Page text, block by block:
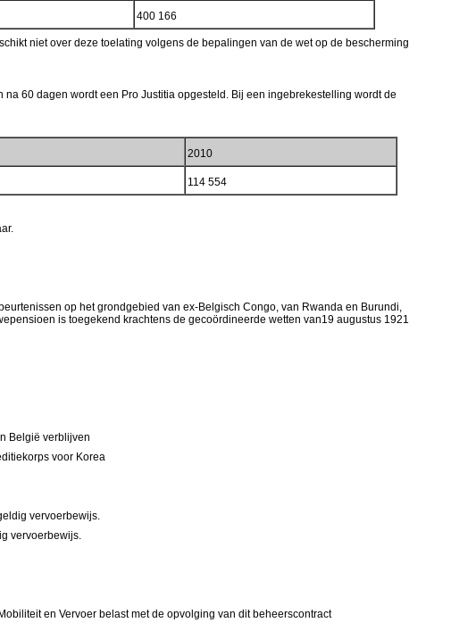
400 166
niet over deze toelating volgens de bepalingen van de wet op de bescherming
60 dagen wordt een Pro Justitia opgesteld. Bij een ingebrekestelling wordt de
2010
114 554
op het grondgebied van ex-Belgisch Congo, van Rwanda en Burundi,
is toegekend krachtens de gecoördineerde wetten van19 augustus 1921
België verblijven
voor Korea
vervoerbewijs.
vervoerbewijs.
en Vervoer belast met de opvolging van dit beheerscontract